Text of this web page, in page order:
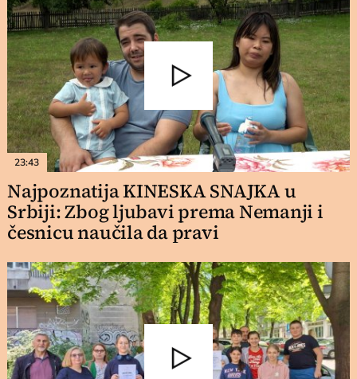
23:43
Najpoznatija KINESKA SNAJKA u
Srbiji: Zbog ljubavi prema Nemanji i
česnicu naučila da pravi